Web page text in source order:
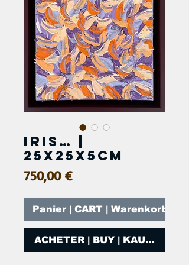
Iris… |
25x25x5cm
750,00 €Prix
Panier | CART | Warenkorb
ACHETER | BUY | KAUFEN